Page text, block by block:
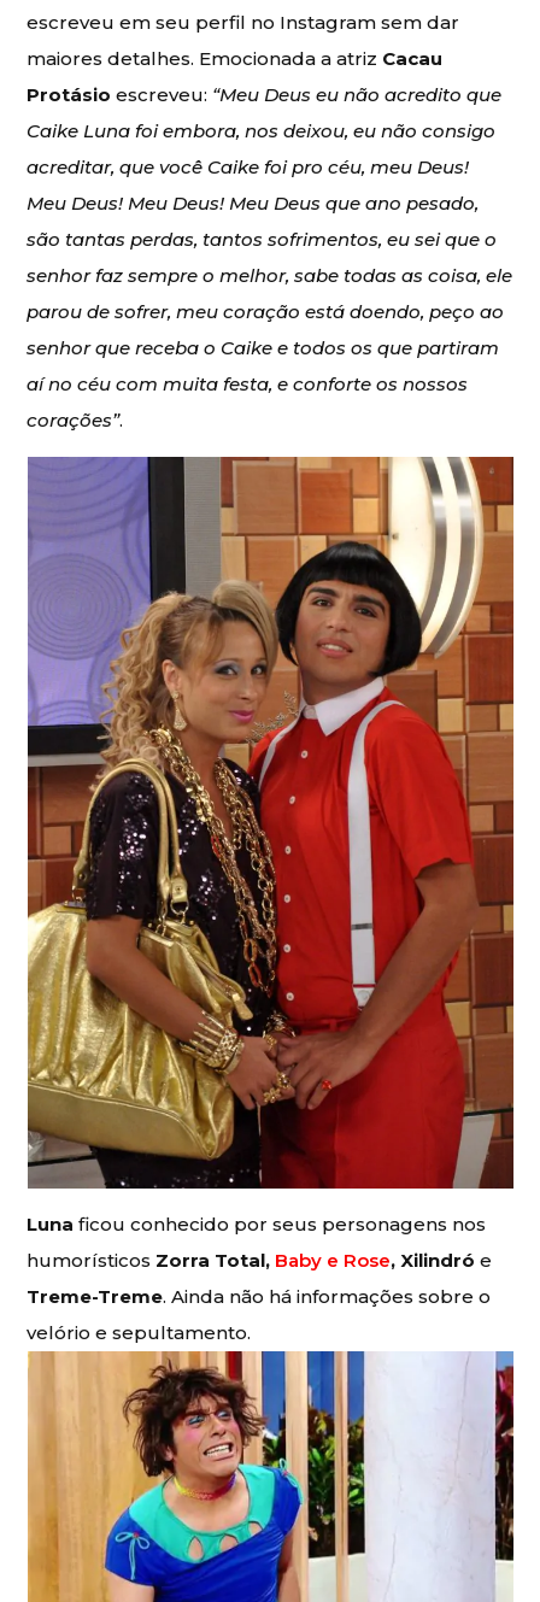
escreveu em seu perfil no Instagram sem dar
maiores detalhes. Emocionada a atriz Cacau
Protásio escreveu: “Meu Deus eu não acredito que
Caike Luna foi embora, nos deixou, eu não consigo
acreditar, que você Caike foi pro céu, meu Deus!
Meu Deus! Meu Deus! Meu Deus que ano pesado,
são tantas perdas, tantos sofrimentos, eu sei que o
senhor faz sempre o melhor, sabe todas as coisa, ele
parou de sofrer, meu coração está doendo, peço ao
senhor que receba o Caike e todos os que partiram
aí no céu com muita festa, e conforte os nossos
corações”.
Luna ficou conhecido por seus personagens nos
humorísticos Zorra Total, Baby e Rose, Xilindróe
Treme-Treme. Ainda não há informações sobre o
velório e sepultamento.